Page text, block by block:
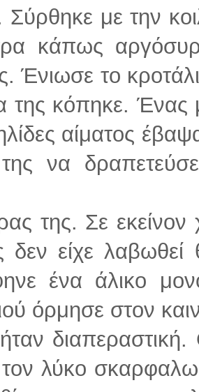
με την
κάπως
Ένιωσε το
της κόπηκε. Ένας
αίματος
να
της. Σε
δεν είχε
ένα άλικο
όρμησε στον
λύκο